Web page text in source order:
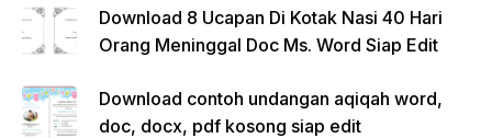
Download 8 Ucapan Di Kotak Nasi 40 Hari
Orang Meninggal Doc Ms. Word Siap Edit
Download contoh undangan aqiqah word,
doc, docx, pdf kosong siap edit